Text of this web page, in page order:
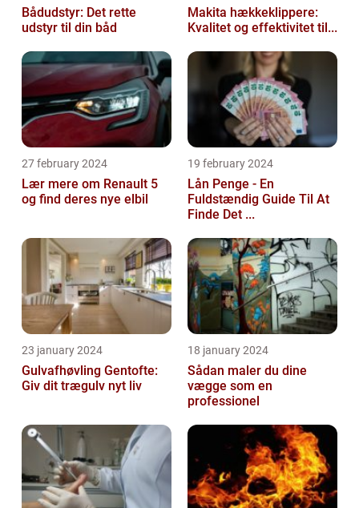
Bådudstyr: Det rette
udstyr til din båd
Makita hækkeklippere:
Kvalitet og effektivitet til...
27 february 2024
Lær mere om Renault 5
og find deres nye elbil
19 february 2024
Lån Penge - En
Fuldstændig Guide Til At
Finde Det ...
23 january 2024
Gulvafhøvling Gentofte:
Giv dit trægulv nyt liv
18 january 2024
Sådan maler du dine
vægge som en
professionel